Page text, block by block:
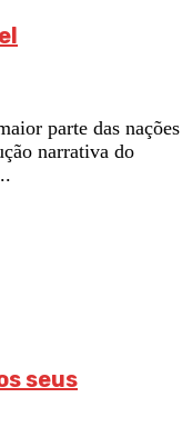
parte das nações
narrativa do
seus